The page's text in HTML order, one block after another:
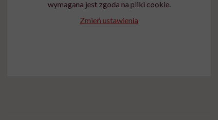
wymagana jest zgoda na pliki cookie.
Zmień ustawienia